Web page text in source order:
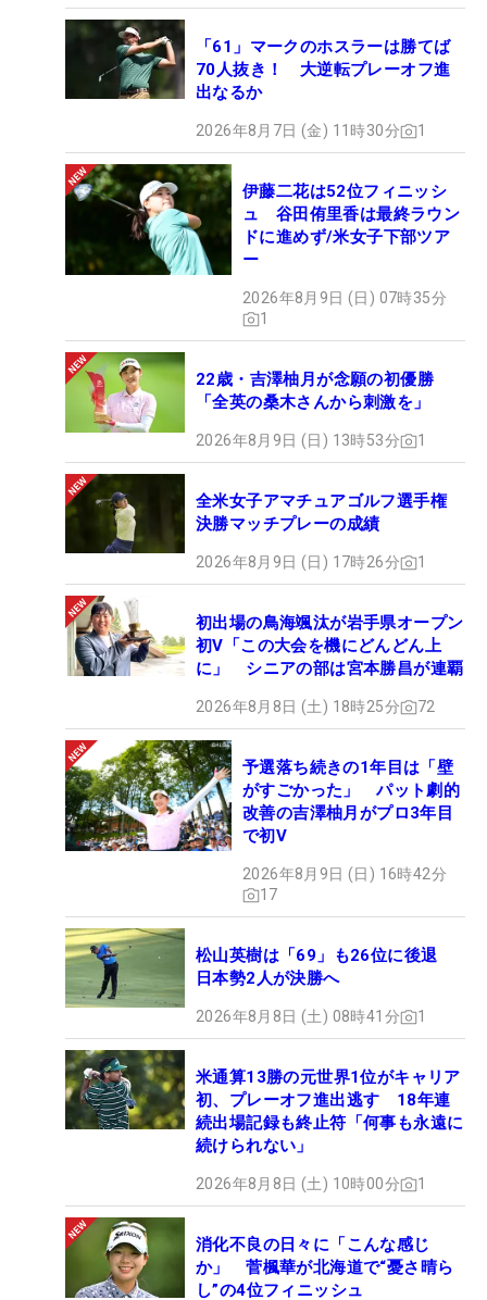
「61」マークのホスラーは勝てば
70人抜き！ 大逆転プレーオフ進
出なるか
2026年8月7日 (金) 11時30分 1
伊藤二花は52位フィニッシ
ュ 谷田侑里香は最終ラウン
ドに進めず/米女子下部ツア
ー
2026年8月9日 (日) 07時35分
1
22歳・吉澤柚月が念願の初優勝
「全英の桑木さんから刺激を」
2026年8月9日 (日) 13時53分 1
全米女子アマチュアゴルフ選手権
決勝マッチプレーの成績
2026年8月9日 (日) 17時26分 1
初出場の鳥海颯汰が岩手県オープン
初V「この大会を機にどんどん上
に」 シニアの部は宮本勝昌が連覇
2026年8月8日 (土) 18時25分 72
予選落ち続きの1年目は「壁
がすごかった」 パット劇的
改善の吉澤柚月がプロ3年目
で初V
2026年8月9日 (日) 16時42分
17
松山英樹は「69」も26位に後退
日本勢2人が決勝へ
2026年8月8日 (土) 08時41分 1
米通算13勝の元世界1位がキャリア
初、プレーオフ進出逃す 18年連
続出場記録も終止符「何事も永遠に
続けられない」
2026年8月8日 (土) 10時00分 1
消化不良の日々に「こんな感じ
か」 菅楓華が北海道で“憂さ晴ら
し”の4位フィニッシュ